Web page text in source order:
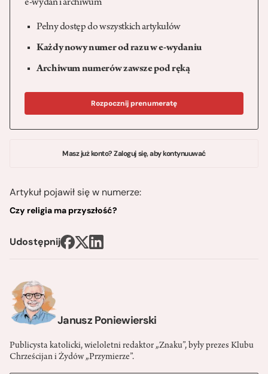
Janusz Poniewierski
Publicysta katolicki, wieloletni redaktor „Znaku”, były prezes Klubu
Chrześcijan i Żydów „Przymierze”.
e-wydań i archiwum
Pełny dostęp do wszystkich artykułów
Każdy nowy numer od razu w e-wydaniu
Archiwum numerów zawsze pod ręką
Rozpocznij prenumeratę
Masz już konto? Zaloguj się, aby kontynuuwać
Artykuł pojawił się w numerze:
Czy religia ma przyszłość?
Udostępnij